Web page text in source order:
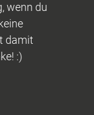
wenn du
damit
:)